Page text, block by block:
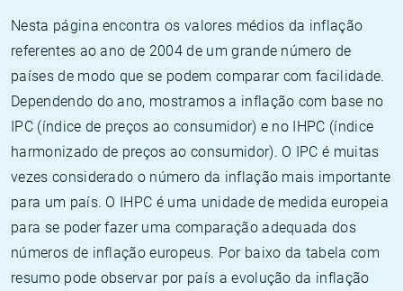
Nesta página encontra os valores médios da inflação
referentes ao ano de 2004 de um grande número de
países de modo que se podem comparar com facilidade.
Dependendo do ano, mostramos a inflação com base no
IPC (índice de preços ao consumidor) e no IHPC (índice
harmonizado de preços ao consumidor). O IPC é muitas
vezes considerado o número da inflação mais importante
para um país. O IHPC é uma unidade de medida europeia
para se poder fazer uma comparação adequada dos
números de inflação europeus. Por baixo da tabela com
resumo pode observar por país a evolução da inflação